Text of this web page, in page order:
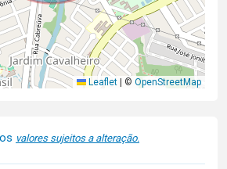
Leaflet © OpenStreetMap
valores sujeitos a alteração.